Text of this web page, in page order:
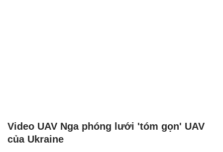
Video UAV Nga phóng lưới 'tóm gọn' UAV
của Ukraine